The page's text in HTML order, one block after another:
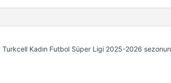
Turkcell Kadın Futbol Süper Ligi 2025-2026